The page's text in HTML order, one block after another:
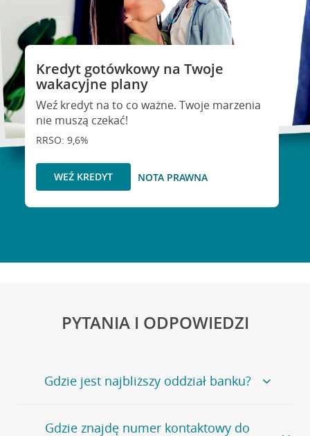
Kredyt gotówkowy na Twoje
wakacyjne plany
Weź kredyt na to co ważne. Twoje marzenia
nie muszą czekać!
RRSO: 9,6%
WEŹ KREDYT NOTA PRAWNA
PYTANIA I ODPOWIEDZI
Gdzie jest najbliższy oddział banku?
Jeśli szukasz oddziału naszego banku, zapraszamy na
Gdzie znajdę numer kontaktowy do